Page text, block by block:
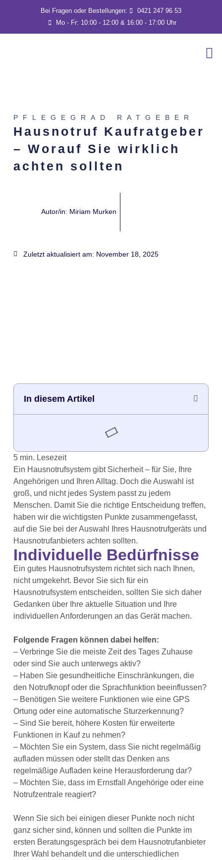
Bei Fragen oder Bestellungen:
0421 247 96 53
Mo - Fr: 10:00 - 12:00 & 16:00 - 17:00 Uhr
PFLEGEGRAD RATGEBER
Hausnotruf Kaufratgeber
– Worauf Sie wirklich
achten sollten
Autor/in: Miriam Murken
Zuletzt aktualisiert am: November 18, 2025
In diesem Artikel
Ein Hausnotrufsystem gibt Sicherheit – für Sie, Ihre
Angehörigen und Ihren Alltag. Doch die Auswahl ist
groß, und nicht jedes System passt zu jedem
Menschen. Damit Sie die richtige Entscheidung treffen,
haben wir die wichtigsten Punkte zusammengefasst,
auf die Sie bei der Auswahl Ihres Hausnotrufgeräts und
Hausnotrufanbieters achten sollten.
Individuelle Bedürfnisse
Ein gutes Hausnotrufsystem richtet sich nach Ihnen,
nicht umgekehrt. Bevor Sie sich für ein
Hausnotrufsystem entscheiden, sollten Sie sich daher
Gedanken über Ihre aktuelle Situation und Ihre
individuellen Anforderungen an das Gerät machen.
Folgende Fragen können dabei helfen:
– Verbringe Sie die meiste Zeit des Tages Zuhause
oder sind Sie auch unterwegs aktiv?
– Haben Sie gesundheitliche Einschränkungen, die
den Notrufknopf oder die Sprachfunktion beeinflussen?
– Benötigen Sie weitere Funktionen wie eine GPS
Ortung oder eine automatische Sturzerkennung?
– Sind Sie bereit, höhere Kosten für erweiterte
Funktionen in Kauf zu nehmen?
– Möchten Sie ein System, dass Sie nicht regelmäßig
aufladen müssen oder stellt das Denken ans
regelmäßige Aufladen keine Herausforderung dar?
– Möchten Sie, dass im Ernstfall Angehörige oder eine
Notrufzentrale reagiert?
Wenn Sie sich bei einigen dieser Punkte noch nicht
ganz sicher sind, können und sollten die Punkte im
ersten Beratungsgespräch bei dem Hausnotrufanbieter
Ihrer Wahl behandelt und die unterschiedlichen